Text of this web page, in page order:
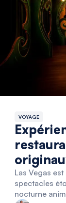
VOYAGE
Las Vegas
spectacles
nocturne